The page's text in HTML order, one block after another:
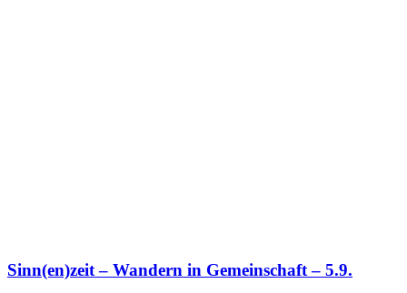
Sinn(en)zeit – Wandern in Gemeinschaft – 5.9.